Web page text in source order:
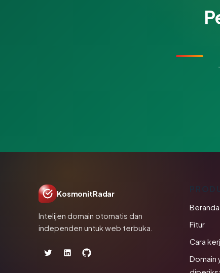
KosmonitRadar
Intelijen domain otomatis dan
independen untuk web terbuka.
Beranda
Fitur
Cara
Domain